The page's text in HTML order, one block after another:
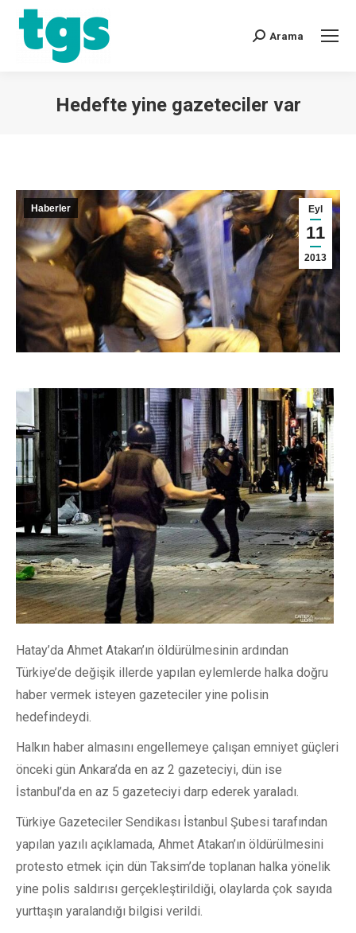
Arama
Hedefte yine gazeteciler var
Eyl
11
2013
Haberler
Hatay’da Ahmet Atakan’ın öldürülmesinin ardından
Türkiye’de değişik illerde yapılan eylemlerde halka doğru
haber vermek isteyen gazeteciler yine polisin
hedefindeydi.
Halkın haber almasını engellemeye çalışan emniyet güçleri
önceki gün Ankara’da en az 2 gazeteciyi, dün ise
İstanbul’da en az 5 gazeteciyi darp ederek yaraladı.
Türkiye Gazeteciler Sendikası İstanbul Şubesi tarafından
yapılan yazılı açıklamada, Ahmet Atakan’ın öldürülmesini
protesto etmek için dün Taksim’de toplanan halka yönelik
yine polis saldırısı gerçekleştirildiği, olaylarda çok sayıda
yurttaşın yaralandığı bilgisi verildi.